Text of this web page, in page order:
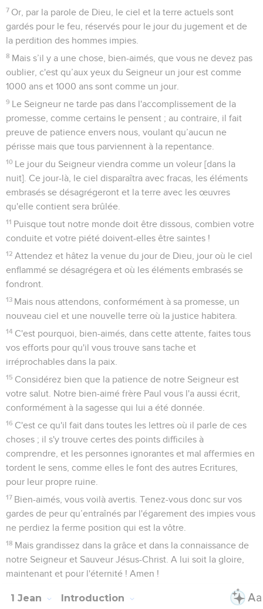
7 Or, par la parole de Dieu, le ciel et la terre actuels sont
gardés pour le feu, réservés pour le jour du jugement et de
la perdition des hommes impies.
8 Mais s’il y a une chose, bien-aimés, que vous ne devez pas
oublier, c'est qu’aux yeux du Seigneur un jour est comme
1000 ans et 1000 ans sont comme un jour.
9 Le Seigneur ne tarde pas dans l'accomplissement de la
promesse, comme certains le pensent ; au contraire, il fait
preuve de patience envers nous, voulant qu’aucun ne
périsse mais que tous parviennent à la repentance.
10 Le jour du Seigneur viendra comme un voleur [dans la
nuit]. Ce jour-là, le ciel disparaîtra avec fracas, les éléments
embrasés se désagrégeront et la terre avec les œuvres
qu'elle contient sera brûlée.
11 Puisque tout notre monde doit être dissous, combien votre
conduite et votre piété doivent-elles être saintes !
12 Attendez et hâtez la venue du jour de Dieu, jour où le ciel
enflammé se désagrégera et où les éléments embrasés se
fondront.
13 Mais nous attendons, conformément à sa promesse, un
nouveau ciel et une nouvelle terre où la justice habitera.
14 C'est pourquoi, bien-aimés, dans cette attente, faites tous
vos efforts pour qu'il vous trouve sans tache et
irréprochables dans la paix.
15 Considérez bien que la patience de notre Seigneur est
votre salut. Notre bien-aimé frère Paul vous l'a aussi écrit,
conformément à la sagesse qui lui a été donnée.
16 C'est ce qu'il fait dans toutes les lettres où il parle de ces
choses ; il s'y trouve certes des points difficiles à
comprendre, et les personnes ignorantes et mal affermies en
tordent le sens, comme elles le font des autres Ecritures,
pour leur propre ruine.
17 Bien-aimés, vous voilà avertis. Tenez-vous donc sur vos
gardes de peur qu’entraînés par l'égarement des impies vous
ne perdiez la ferme position qui est la vôtre.
18 Mais grandissez dans la grâce et dans la connaissance de
notre Seigneur et Sauveur Jésus-Christ. A lui soit la gloire,
maintenant et pour l'éternité ! Amen !
1 Jean Introduction